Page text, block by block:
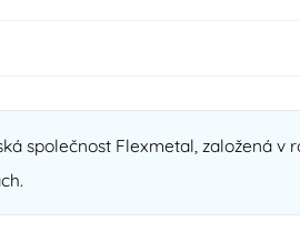
společnost Flexmetal, založená v